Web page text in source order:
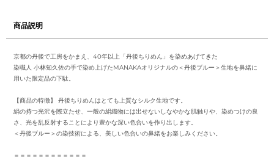
商品説明
京都の丹後で工房をかまえ、40年以上「丹後ちりめん」を染めあげてきた
染職人 小林知久佐の手で染め上げたMANAKAオリジナルの＜丹後ブルー＞生地を鼻緒に
用いた限定品の下駄。
【商品の特徴】 丹後ちりめんはとても上質なシルク生地です。
絹の持つ光沢を際立たせ、一般の絹織物には出せないしなやかな肌触りや、染めつけの良
さ、光を乱反射することにより豊かな深い色合いを作り出します。
＜丹後ブルー＞の染技術による、美しい色合いの鼻緒をお楽しみください。
＝＝＝＝＝＝＝＝＝＝＝＝